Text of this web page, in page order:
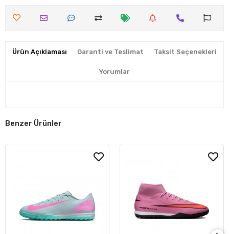
Ürün Açıklaması Garanti ve Teslimat Taksit Seçenekleri
Yorumlar
Benzer Ürünler